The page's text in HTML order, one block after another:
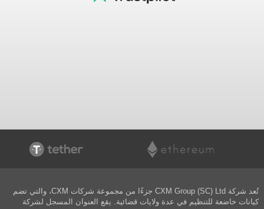
تُعد شركة CXM Group (SC) Ltd جزءًا من مجموعة شركات CXM، والتي تضم
كيانات خاضعة للتنظيم في عدة ولايات قضائية. يقع العنوان المسجل لشركة